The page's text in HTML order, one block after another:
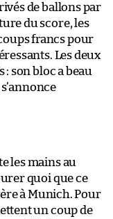
de ballons par
du score, les
francs pour
Les deux
: son bloc a beau
les mains au
quoi que ce
à Munich. Pour
un coup de